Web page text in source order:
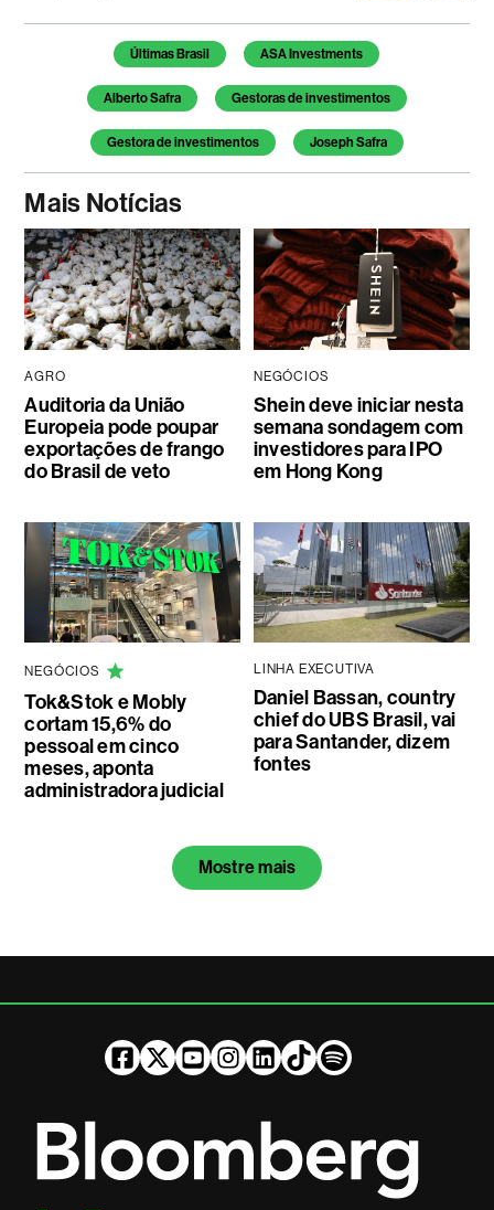
Temas deste artigo
Últimas Brasil ASA Investments
Alberto Safra Gestoras de investimentos
Gestora de investimentos Joseph Safra
Mais Notícias
AGRO
Auditoria da União
Europeia pode poupar
exportações de frango
do Brasil de veto
NEGÓCIOS
Shein deve iniciar nesta
semana sondagem com
investidores para IPO
em Hong Kong
NEGÓCIOS
Tok&Stok e Mobly
cortam 15,6% do
pessoal em cinco
meses, aponta
administradora judicial
LINHA EXECUTIVA
Daniel Bassan, country
chief do UBS Brasil, vai
para Santander, dizem
fontes
Mostre mais